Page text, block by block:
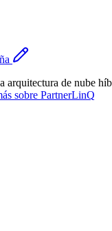
de nube
sobre PartnerLinQ